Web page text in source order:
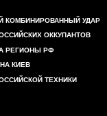
КОМБИНИРОВАННЫЙ УДАР
ОККУПАНТОВ
РЕГИОНЫ РФ
КИЕВ
ТЕХНИКИ